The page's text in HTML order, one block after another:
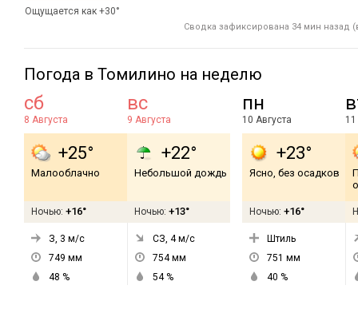
Ощущается как +30°
Сводка зафиксирована 34 мин назад
Погода в Томилино на неделю
сб
8 Августа
+25°
Малооблачно
Ночью: +16°
З, 3 м/с
749 мм
48 %
вс
9 Августа
+22°
Небольшой дождь
Ночью: +13°
СЗ, 4м/с
754мм
54%
пн
10 Августа
+23°
Ясно, без осадков
Ночью: +16°
Штиль
751 мм
40 %
11